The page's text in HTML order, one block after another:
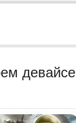
девайсе